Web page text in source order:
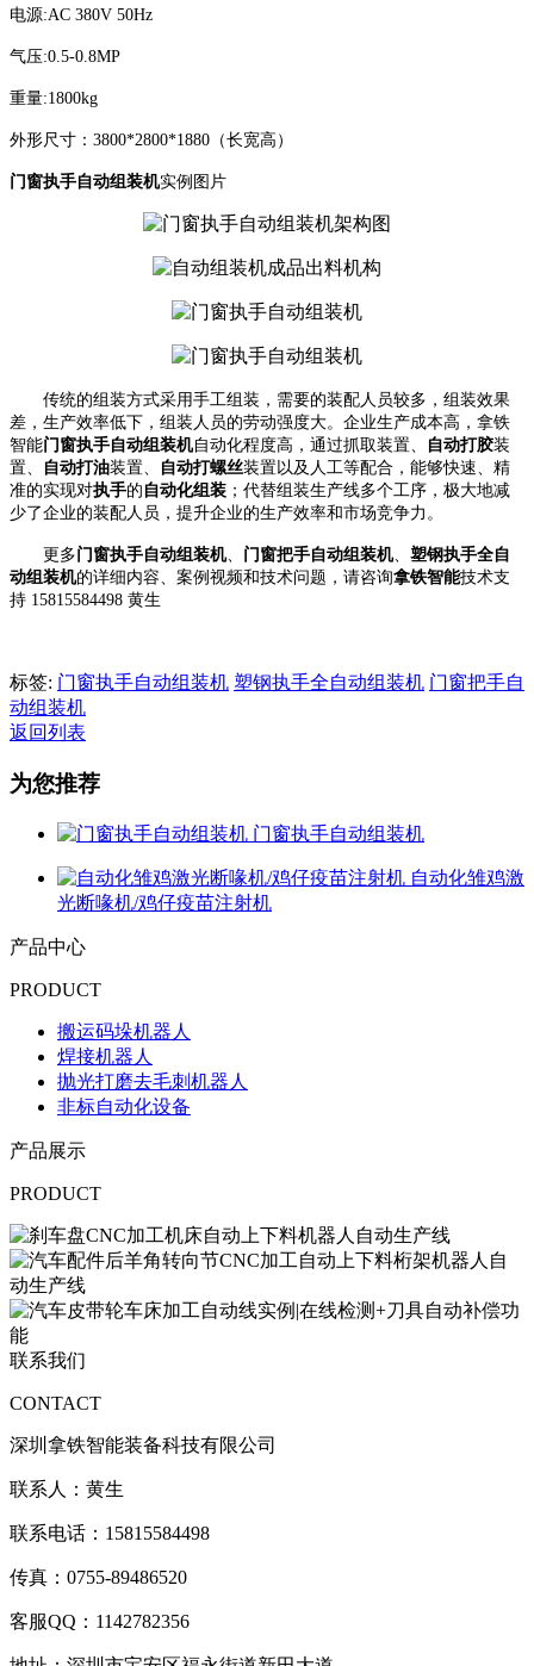
电源:AC 380V 50Hz
气压:0.5-0.8MP
重量:1800kg
外形尺寸： 3800*2800*1880（长宽高）
门窗执手自动组装机实例图片
传统的组装方式采用手工组装，需要的装配人员较多， 组装效果
差，生产效率低下，组装人员的劳动强度大。 企业生产成本高， 拿铁
智能门窗执手自动组装机自动化程度高，通过抓取装置、 自动打胶装
置、
自动打油装置、 自动打螺丝装置以及人工等配合，能够快速、 精
准的实现对执手的 自动化组装 ；代替组装生产线多个工序 ，极大地减
少了企业的装配人员，提升企业的生产效率和市场竞争力 。
更多门窗执手自动组装机、 门窗把手自动组装机、 塑钢执手全自
动组装机的详细内容、案例视频和技术问题，请咨询拿铁智能技术支
持 15815584498 黄生
标签: 门窗执手自动组装机 塑钢执手全自动组装机 门窗把手自
动组装机
返回列表
为您推荐
门窗执手自动组装机
自动化雏鸡激
光断喙机/鸡仔疫苗注射机
产品中心
PRODUCT
搬运码垛机器人
焊接机器人
抛光打磨去毛刺机器人
非标自动化设备
产品展示
PRODUCT
联系我们
CONTACT
深圳拿铁智能装备科技有限公司
联系人：黄生
联系电话： 15815584498
传真： 0755-89486520
客服QQ：1142782356